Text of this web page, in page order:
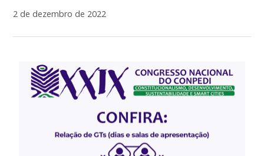
2 de dezembro de 2022